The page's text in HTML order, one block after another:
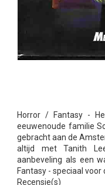
Horror / Fantasy -
eeuwenoude familie
gebracht aan de
altijd met Tanith
aanbeveling als een
Fantasy - speciaal
Recensie(s)